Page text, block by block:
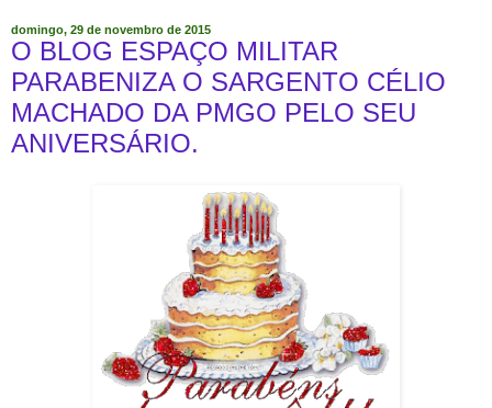
domingo, 29 de novembro de 2015
O BLOG ESPAÇO MILITAR
PARABENIZA O SARGENTO CÉLIO
MACHADO DA PMGO PELO SEU
ANIVERSÁRIO.